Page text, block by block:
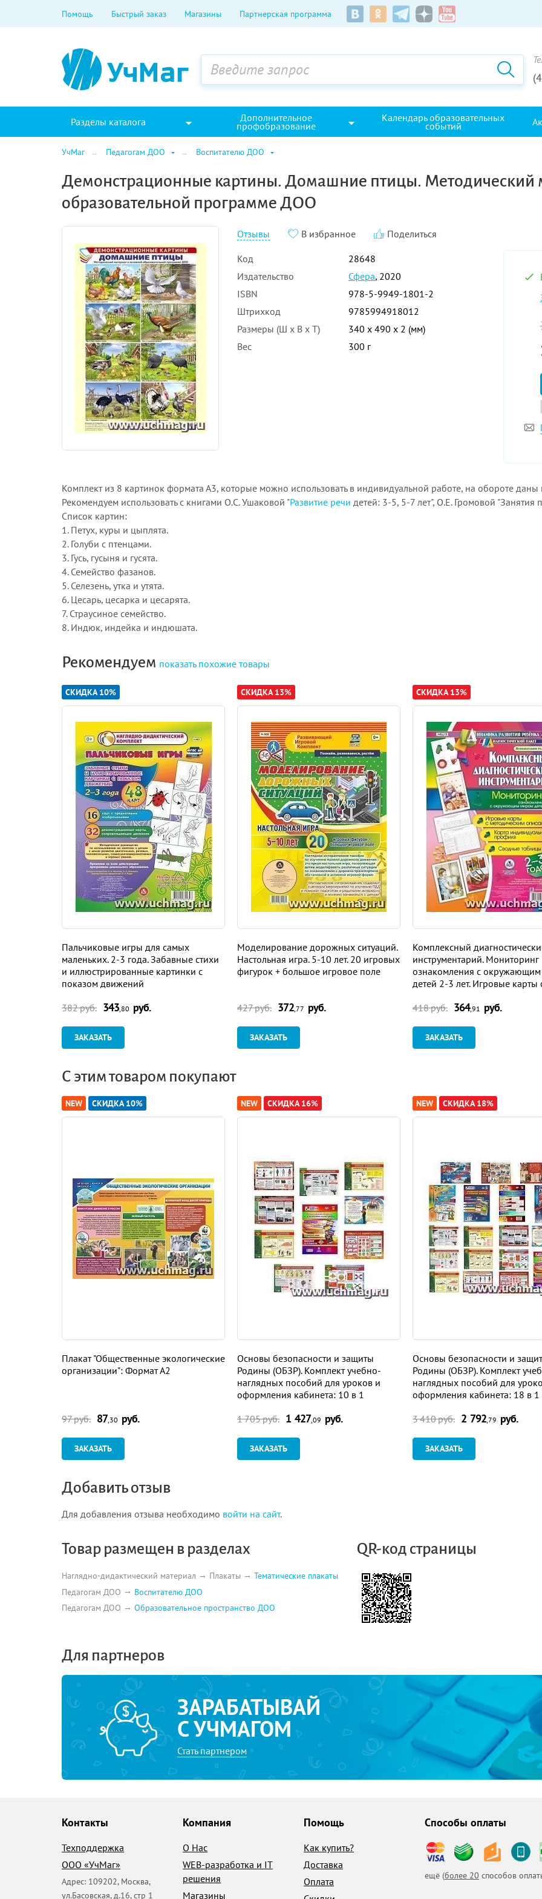
Помощь Быстрый заказ Магазины Партнерская программа
Разделы каталога Дополнительное
профобразование
Календарь образовательных
событий
УчМаг Педагогам ДОО Воспитателю ДОО
Демонстрационные картины. Домашние птицы. Методический
образовательной программе ДОО
Отзывы В избранное Поделиться
Код
28648
Издательство
Сфера, 2020
ISBN
978-5-9949-1801-2
Штрихкод
9785994918012
Размеры (Ш x В x Т)
340 x 490 x 2 (мм)
Вес
300 г
Комплект из 8 картинок формата А3, которые можно использовать в индивидуальной работе, на обороте
Рекомендуем использовать с книгами О.С. Ушаковой "Развитие речи детей: 3-5, 5-7 лет", О.Е. Громовой
Список картин:
1. Петух, куры и цыплята.
2. Голуби с птенцами.
3. Гусь, гусыня и гусята.
4. Семейство фазанов.
5. Селезень, утка и утята.
6. Цесарь, цесарка и цесарята.
7. Страусиное семейство.
8. Индюк, индейка и индюшата.
Рекомендуем показатьпохожие товары
СКИДКА 10%
Пальчиковые игры для самых
маленьких. 2-3 года. Забавные стихи
и иллюстрированные картинки с
показом движений
382 руб. 343,80 руб.
ЗАКАЗАТЬ
СКИДКА 13%
Моделирование дорожных ситуаций.
Настольная игра. 5-10 лет. 20 игровых
фигурок + большое игровое поле
427 руб. 372,77 руб.
ЗАКАЗАТЬ
СКИДКА 13%
Комплексный
инструментарий. Мониторинг
ознакомления с
детей 2-3 лет. Игровые карты
индивидуального профиля,
418 руб. 364,91 руб.
ЗАКАЗАТЬ
С этим товаром покупают
NEW СКИДКА 10%
Плакат "Общественные экологические
организации": Формат А2
97 руб. 87,30 руб.
ЗАКАЗАТЬ
NEW СКИДКА 16%
Основы безопасности и защиты
Родины (ОБЗР). Комплект учебно-
наглядных пособий для уроков и
оформления кабинета: 10 в 1
1 705 руб. 1 427,09 руб.
ЗАКАЗАТЬ
NEW СКИДКА 18%
Основы безопасности и
Родины (ОБЗР). Комплект
наглядных пособий для
оформления кабинета: 18 в 1
3 410 руб. 2 792,79 руб.
ЗАКАЗАТЬ
Добавить отзыв
Для добавления отзыва необходимо войти на сайт.
Товар размещен в разделах
Наглядно-дидактический материал Плакаты
Тематические плакаты
Педагогам ДОО
Воспитателю ДОО
Педагогам ДОО
Образовательное пространство ДОО
QR-код страницы
Для партнеров
ЗАРАБАТЫВАЙ
С УЧМАГОМ
Стать партнером
Контакты
Техподдержка
ООО «УчМаг»
Адрес: 109202, Москва,
ул.Басовская, д.16, стр 1
Компания
О Нас
WEB-разработка и IT
решения
Магазины
Помощь
Как купить?
Доставка
Оплата
Способы оплаты
ещё (более 20 способов